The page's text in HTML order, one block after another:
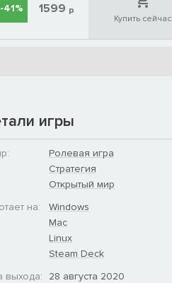
-41% 1599 р
Купить сейчас
игры
Ролевая игра
Стратегия
Открытый мир
на:
Windows
Mac
Linux
Steam Deck
выхода:
28 августа 2020